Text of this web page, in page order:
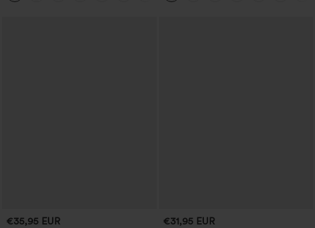
€35,95 EUR €31,95 EUR